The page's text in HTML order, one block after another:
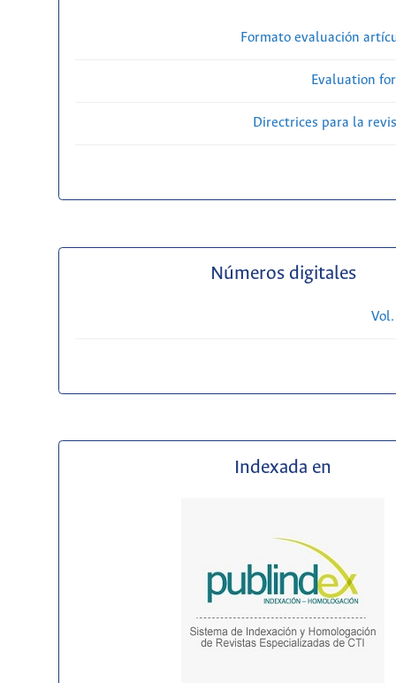
Formato evaluación
Evaluation
Directrices para la
Números digitales
Indexada en